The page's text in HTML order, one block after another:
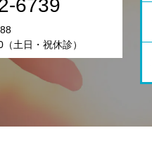
6739
土日・祝休診）